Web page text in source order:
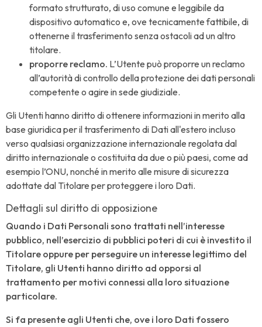
formato strutturato, di uso comune e leggibile da
dispositivo automatico e, ove tecnicamente fattibile, di
ottenerne il trasferimento senza ostacoli ad un altro
titolare.
proporre reclamo. L’Utente può proporre un reclamo
all’autorità di controllo della protezione dei dati personali
competente o agire in sede giudiziale.
Gli Utenti hanno diritto di ottenere informazioni in merito alla
base giuridica per il trasferimento di Dati all'estero incluso
verso qualsiasi organizzazione internazionale regolata dal
diritto internazionale o costituita da due o più paesi, come ad
esempio l’ONU, nonché in merito alle misure di sicurezza
adottate dal Titolare per proteggere i loro Dati.
Dettagli sul diritto di opposizione
Quando i Dati Personali sono trattati nell’interesse
pubblico, nell’esercizio di pubblici poteri di cui è investito il
Titolare oppure per perseguire un interesse legittimo del
Titolare, gli Utenti hanno diritto ad opporsi al
trattamento per motivi connessi alla loro situazione
particolare.
Si fa presente agli Utenti che, ove i loro Dati fossero